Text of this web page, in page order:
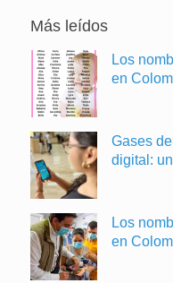
Más leídos
Los
en
Gases
digital:
Los
en